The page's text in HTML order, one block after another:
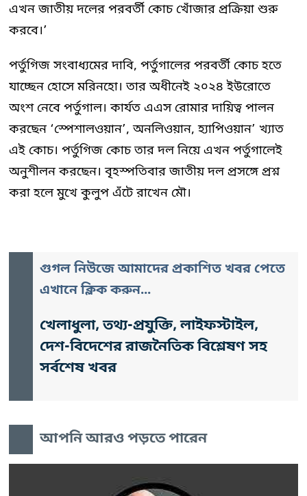
এখন জাতীয় দলের পরবর্তী কোচ খোঁজার প্রক্রিয়া শুরু
করবে।’
পর্তুগিজ সংবাধ্যমের দাবি, পর্তুগালের পরবর্তী কোচ হতে
যাচ্ছেন হোসে মরিনহো। তার অধীনেই ২০২৪ ইউরোতে
অংশ নেবে পর্তুগাল। কার্যত এএস রোমার দায়িত্ব পালন
করছেন ‘স্পেশালওয়ান’, অনলিওয়ান, হ্যাপিওয়ান’ খ্যাত
এই কোচ। পর্তুগিজ কোচ তার দল নিয়ে এখন পর্তুগালেই
অনুশীলন করছেন। বৃহস্পতিবার জাতীয় দল প্রসঙ্গে প্রশ্ন
করা হলে মুখে কুলুপ এঁটে রাখেন মৌ।
গুগল নিউজে আমাদের প্রকাশিত খবর পেতে
এখানে ক্লিক করুন...
খেলাধুলা, তথ্য-প্রযুক্তি, লাইফস্টাইল,
দেশ-বিদেশের রাজনৈতিক বিশ্লেষণ সহ
সর্বশেষ খবর
আপনি আরও পড়তে পারেন